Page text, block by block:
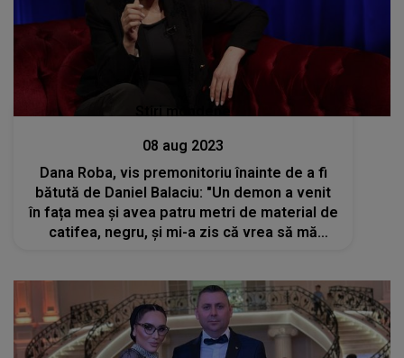
Stiri mondene
08 aug 2023
Dana Roba, vis premonitoriu înainte de a fi
bătută de Daniel Balaciu: "Un demon a venit
în fața mea și avea patru metri de material de
catifea, negru, și mi-a zis că vrea să mă